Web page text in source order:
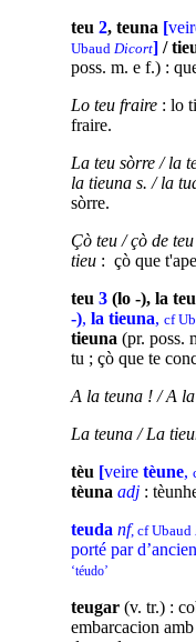
teu 2, teuna [
Ubaud Dicort] /
poss. m. e f.) :
Lo teu fraire : lo
fraire.
La teu sòrre / la
la tieuna s. / la
sòrre.
Çò teu / çò de teu
tieu : çò que
teu 3 (lo -), la
-), la tieuna, cf
tieuna (pr. poss.
tu ; çò que te
A la teuna ! / A
La teuna / La
tèu [veire tèune,
tèuna adj :
teuda nf, cf Ubaud
porté par
‘téudo’
teugar (v. tr.) :
embarcacion